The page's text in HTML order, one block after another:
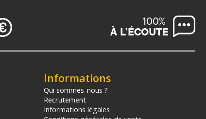
Informations
Qui sommes-nous ?
Recrutement
Informations légales